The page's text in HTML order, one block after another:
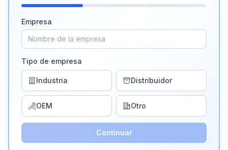
Empresa
Tipo de empresa
Industria Distribuidor
OEM Otro
Continuar